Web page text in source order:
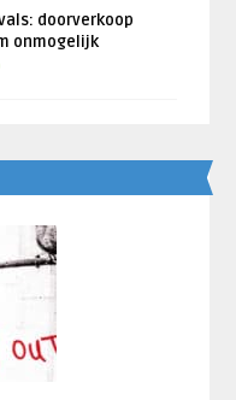
doorverkoop
onmogelijk